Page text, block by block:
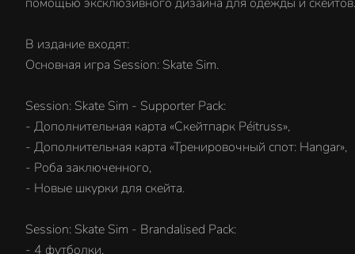
В издание входят:
Основная игра Session: Skate Sim.
Session: Skate Sim - Supporter Pack:
- Дополнительная карта «Скейтпарк Péitruss»,
- Дополнительная карта «Тренировочный спот: Hangar»,
- Роба заключенного,
- Новые шкурки для скейта.
Session: Skate Sim - Brandalised Pack:
- 4 футболки,